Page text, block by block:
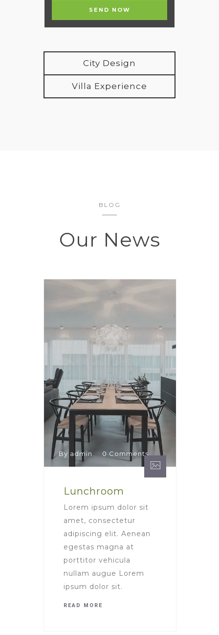
City Design
Villa Experience
BLOG
Our News
By admin 0 Comments
Lunchroom
Lorem ipsum dolor sit
amet, consectetur
adipiscing elit. Aenean
egestas magna at
porttitor vehicula
nullam augue Lorem
ipsum dolor sit.
READ MORE